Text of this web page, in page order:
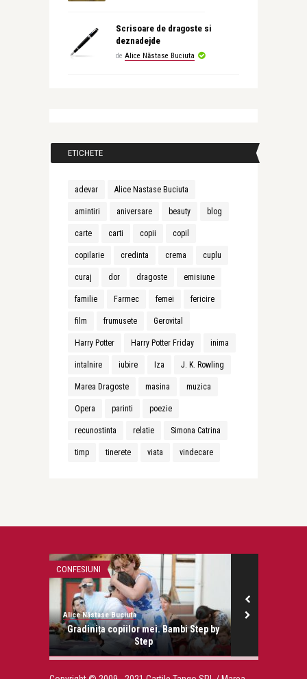
Scrisoare de dragoste si
deznadejde
de Alice Năstase Buciuta
ETICHETE
adevar Alice Nastase Buciuta
amintiri aniversare beauty blog
carte carti copii copil
copilarie credinta crema cuplu
curaj dor dragoste emisiune
familie Farmec femei fericire
film frumusete Gerovital
Harry Potter Harry Potter Friday inima
intalnire iubire Iza J. K. Rowling
Marea Dragoste masina muzica
Opera parinti poezie
recunostinta relatie Simona Catrina
timp tinerete viata vindecare
CONFESIUNI
Alice Năstase Buciuta
Gradinița copiilor mei. Bambi Step by
Step